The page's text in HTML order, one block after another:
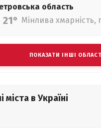
область
21° Мінлива хмарність,
ПОКАЗАТИ ІНШІ
міста в Україні